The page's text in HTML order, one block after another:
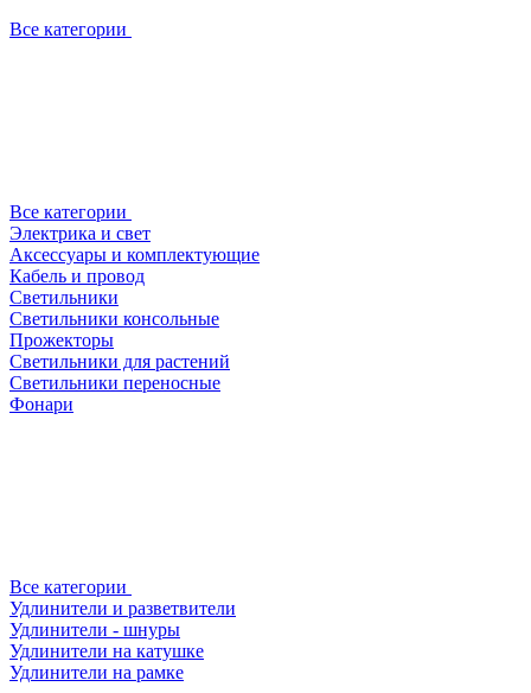
Все категории
Все категории
Электрика и свет
Аксессуары и комплектующие
Кабель и провод
Светильники
Светильники консольные
Прожекторы
Светильники для растений
Светильники переносные
Фонари
Все категории
Удлинители и разветвители
Удлинители - шнуры
Удлинители на катушке
Удлинители на рамке